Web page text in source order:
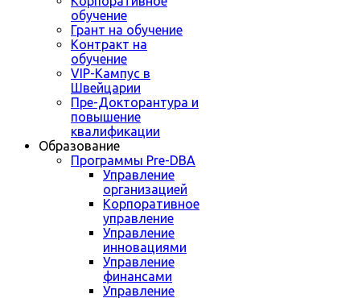
обучение
Грант на обучение
Контракт на
обучение
VIP-Кампус в
Швейцарии
Пре-Докторантура и
повышение
квалификации
Образование
Программы Pre-DBA
Управление
организацией
Корпоративное
управление
Управление
инновациями
Управление
финансами
Управление